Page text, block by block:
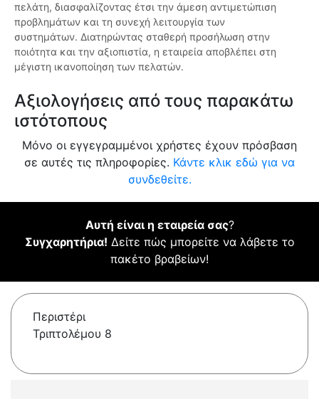
πελάτη, διασφαλίζοντας έτσι την άμεση αντιμετώπιση
προβλημάτων και τη συνεχή λειτουργία των
συστημάτων. Διατηρώντας σταθερή προσήλωση στην
ποιότητα και την αξιοπιστία, η εταιρεία αποβλέπει στη
μέγιστη ικανοποίηση των πελατών.
Αξιολογήσεις από τους παρακάτω
ιστότοπους
Μόνο οι εγγεγραμμένοι χρήστες έχουν πρόσβαση
σε αυτές τις πληροφορίες. Κάντε κλικ εδώ για να
συνδεθείτε.
Αυτή είναι η εταιρεία σας?
Συγχαρητήρια! Δείτε πώς μπορείτε να λάβετε το
πακέτο βραβείων!
Περιστέρι
Τριπτολέμου 8